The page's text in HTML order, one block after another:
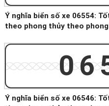
Ý nghĩa biển số xe 06554:
theo phong thủy theo
Ý nghĩa biển số xe 06546: